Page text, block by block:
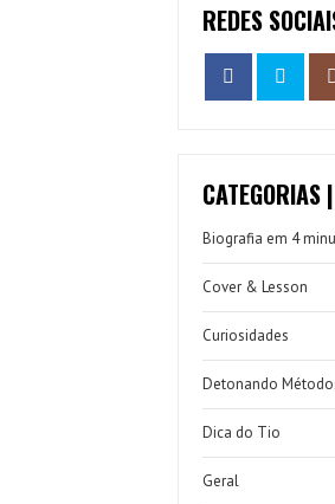
REDES
CATEGORIAS
Biografia em 4
Cover & Lesson
Curiosidades
Detonando
Dica do Tio
Geral